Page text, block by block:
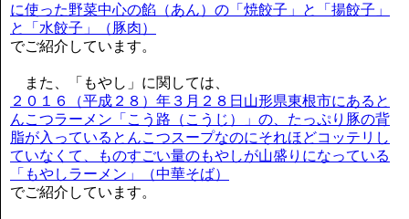
に使った野菜中心の餡（あん）の「焼餃子」と「揚餃子」
と「水餃子」（豚肉）
でご紹介しています。
また、「もやし」に関しては、
２０１６（平成２８）年３月２８日山形県東根市にあると
んこつラーメン「こう路（こうじ）」の、たっぷり豚の背
脂が入っているとんこつスープなのにそれほどコッテリし
ていなくて、ものすごい量のもやしが山盛りになっている
「もやしラーメン」（中華そば）
でご紹介しています。